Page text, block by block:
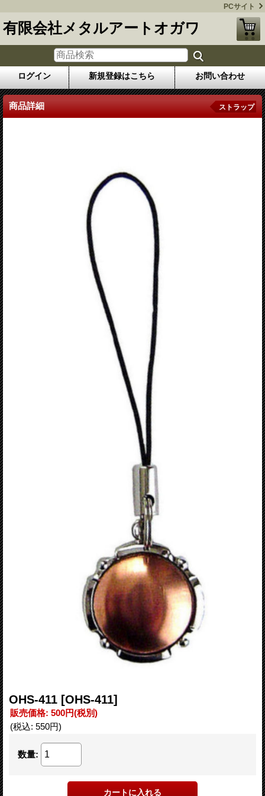
PCサイト
有限会社メタルアートオガワ
ログイン 新規登録はこちら お問い合わせ
商品詳細 ストラップ
OHS-411 [OHS-411]
販売価格: 500円(税別)
(税込: 550円)
数量: